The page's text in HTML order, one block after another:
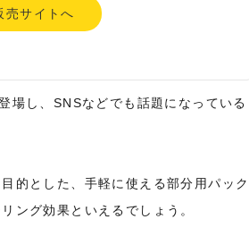
売サイトへ
場し、SNSなどでも話題になっている
的とした、手軽に使える部分用パック
ング効果といえるでしょう。